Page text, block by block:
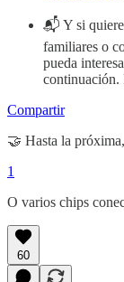
📬 Y si
familiares o
pueda
continuación.
Compartir
🤝 Hasta la próxima,
1
O varios chips
60